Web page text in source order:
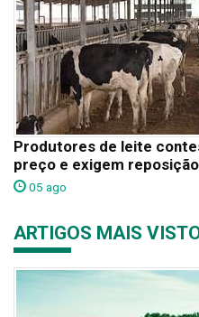
Produtores de leite
preço e exigem
05 ago
ARTIGOS MAIS